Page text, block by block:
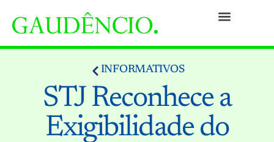
INFORMATIVOS
STJ Reconhece a
Exigibilidade do